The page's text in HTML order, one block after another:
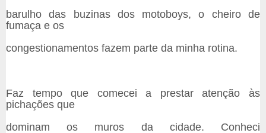
barulho das buzinas dos motoboys, o cheiro de
fumaça e os
congestionamentos fazem parte da minha rotina.
Faz tempo que comecei a prestar atenção às
pichações que
dominam os muros da cidade. Conheci